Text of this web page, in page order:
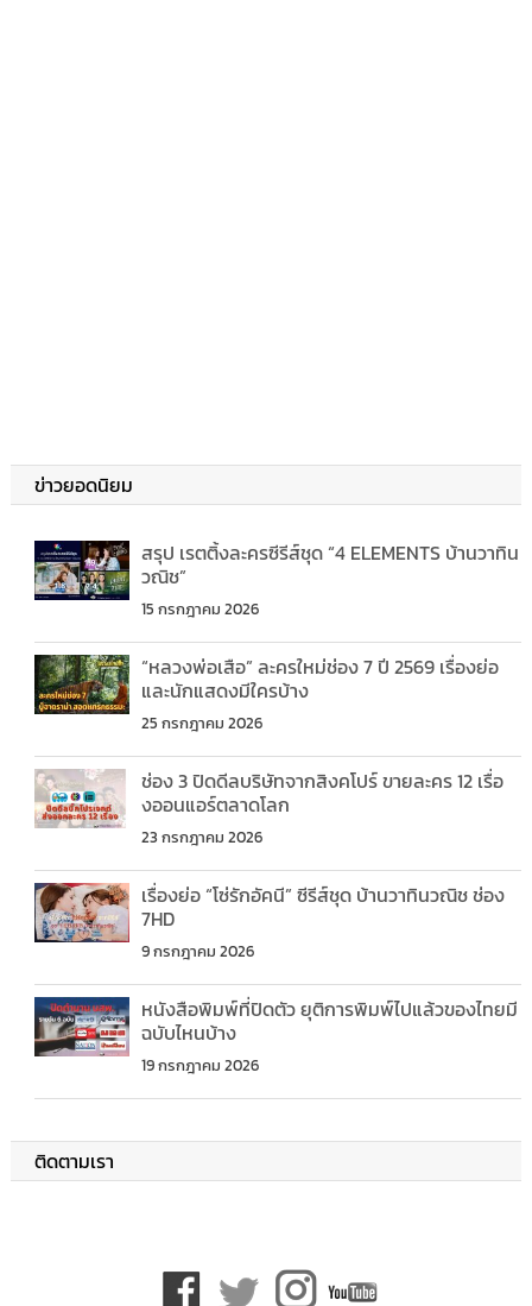
ข่าวยอดนิยม
สรุป เรตติ้งละครซีรีส์ชุด “4 ELEMENTS บ้านวาทิน
วณิช”
15 กรกฎาคม 2026
“หลวงพ่อเสือ” ละครใหม่ช่อง 7 ปี 2569 เรื่องย่อ
และนักแสดงมีใครบ้าง
25 กรกฎาคม 2026
ช่อง 3 ปิดดีลบริษัทจากสิงคโปร์ ขายละคร 12 เรื่อ
งออนแอร์ตลาดโลก
23 กรกฎาคม 2026
เรื่องย่อ “โซ่รักอัคนี” ซีรีส์ชุด บ้านวาทินวณิช ช่อง
7HD
9 กรกฎาคม 2026
หนังสือพิมพ์ที่ปิดตัว ยุติการพิมพ์ไปแล้วของไทยมี
ฉบับไหนบ้าง
19 กรกฎาคม 2026
ติดตามเรา